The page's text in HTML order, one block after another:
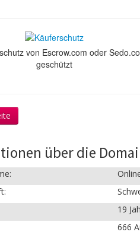
von Escrow.com oder
geschützt
über die
19
666